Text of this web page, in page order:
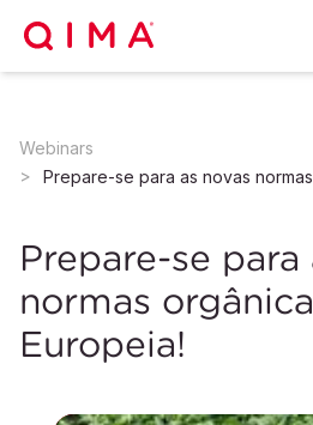
Webinars
Prepare-se para
normas
Europeia!